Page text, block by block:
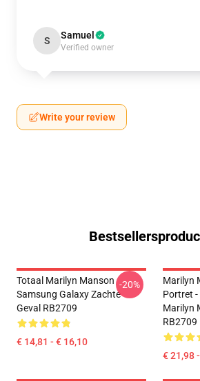
S Samuel
Verified owner
Write your review
Totaal Marilyn Manson
Samsung Galaxy Zachte
Geval RB2709
€ 14,81 - € 16,10
-20%
Marilyn
Portret -
Marilyn
RB2709
€ 21,98